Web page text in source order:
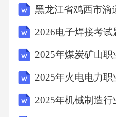
2026电子焊接考试